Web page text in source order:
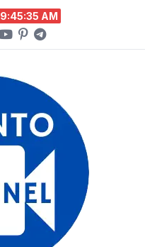
9:45:36 AM